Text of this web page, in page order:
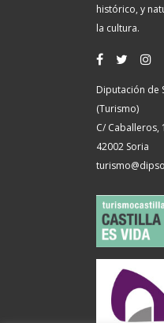
histórico, y
la cultura.
Diputación de
(Turismo)
C/ Caballeros,
42002 Soria